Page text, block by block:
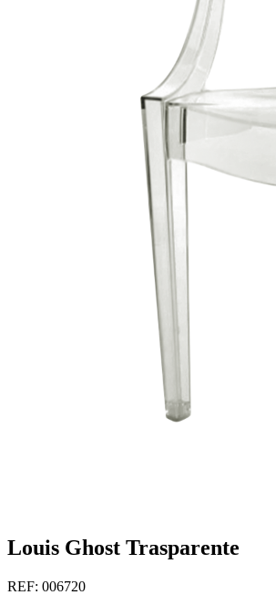
Louis Ghost Trasparente
REF: 006720